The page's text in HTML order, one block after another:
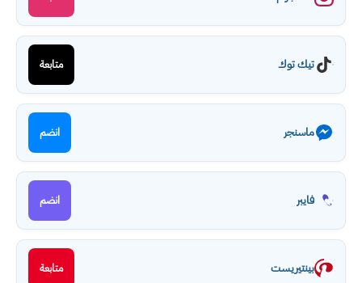
تيك توك متابعة
ماسنجر انضم
فايبر انضم
بينتيريست متابعة